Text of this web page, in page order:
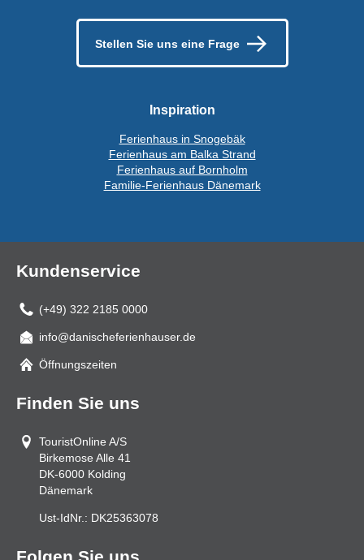
Stellen Sie uns eine Frage
Inspiration
Ferienhaus in Snogebäk
Ferienhaus am Balka Strand
Ferienhaus auf Bornholm
Familie-Ferienhaus Dänemark
Kundenservice
(+49) 322 2185 0000
Mail
info@danischeferienhauser.de
Öffnungszeiten
Finden Sie uns
TouristOnline A/S
Birkemose Alle 41
DK-6000 Kolding
Dänemark
Ust-IdNr.: DK25363078